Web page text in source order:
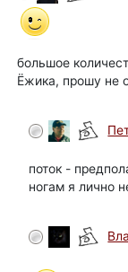
большое
Ёжика, прошу не
поток -
ногам я лично